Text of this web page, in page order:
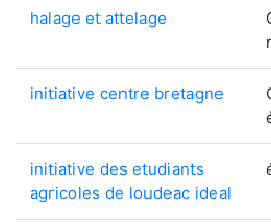
halage et attelage
initiative centre bretagne
initiative des etudiants
agricoles de loudeac ideal